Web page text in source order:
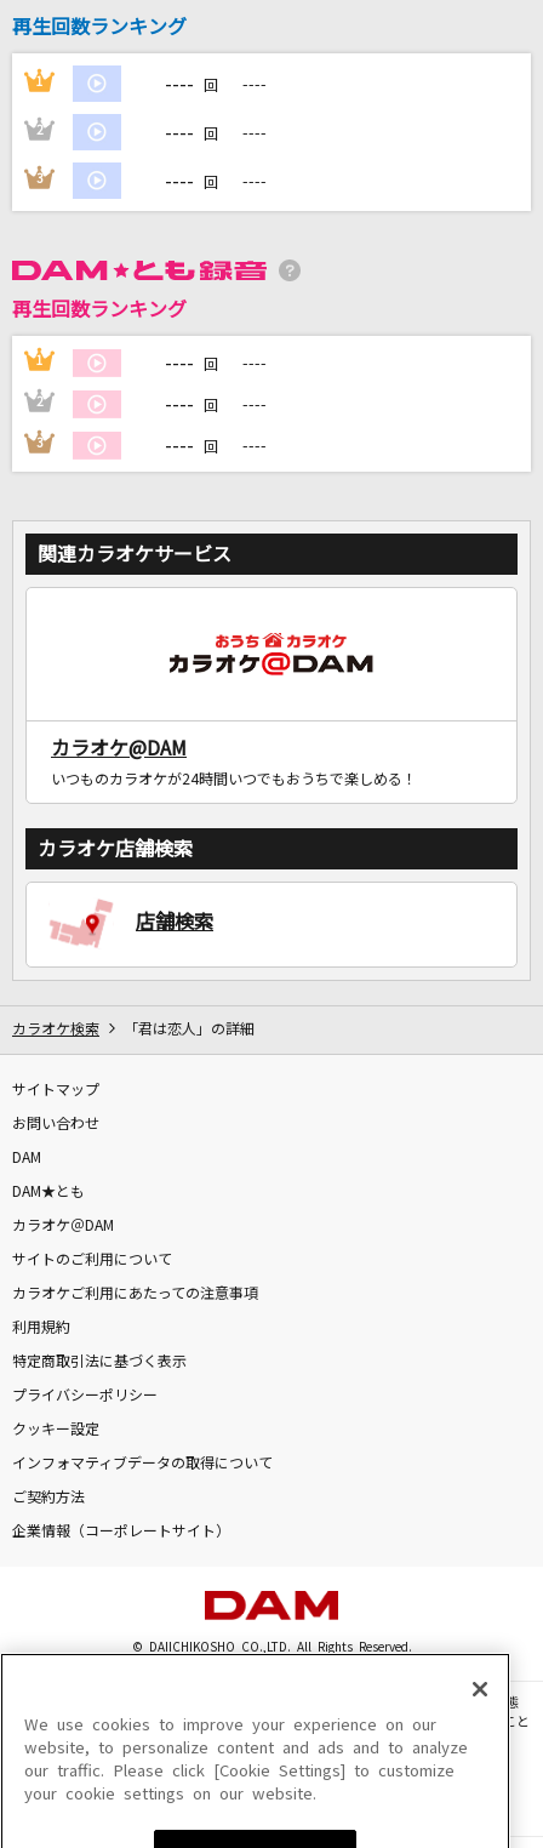
もっと見る
DAMの新曲・ランキングなど
カラオケをもっと楽しもう！
自宅でカラオケ歌い放題！
再生回数ランキング
1 ---- 回 ----
2 ---- 回 ----
3 ---- 回 ----
再生回数ランキング
1 ---- 回 ----
2 ---- 回 ----
3 ---- 回 ----
関連カラオケサービス
カラオケ@DAM
いつものカラオケが24時間いつでもおうちで楽しめる！
カラオケ店舗検索
店舗検索
カラオケ検索 「君は恋人」の詳細
サイトマップ
お問い合わせ
DAM
DAM★とも
カラオケ＠DAM
サイトのご利用について
カラオケご利用にあたっての注意事項
利用規約
特定商取引法に基づく表示
プライバシーポリシー
クッキー設定
インフォマティブデータの取得について
ご契約方法
企業情報（コーポレートサイト）
© DAIICHIKOSHO CO.,LTD. All Rights Reserved.
このサイトに掲載されている一切の文章・画像・写真・動画・音声等を、手段や形態
を問わず、著作権法の定める範囲を超えて無断で複製、転載、ファイル化などすること
を禁じます。
楽曲及びコンテンツは、機種によりご利用いただけない場合があります。
楽曲及びコンテンツの配信日、配信内容が変更になる場合があります。
We use cookies to improve your experience on our
website, to personalize content and ads and to analyze
our traffic. Please click [Cookie Settings] to customize
your cookie settings on our website.